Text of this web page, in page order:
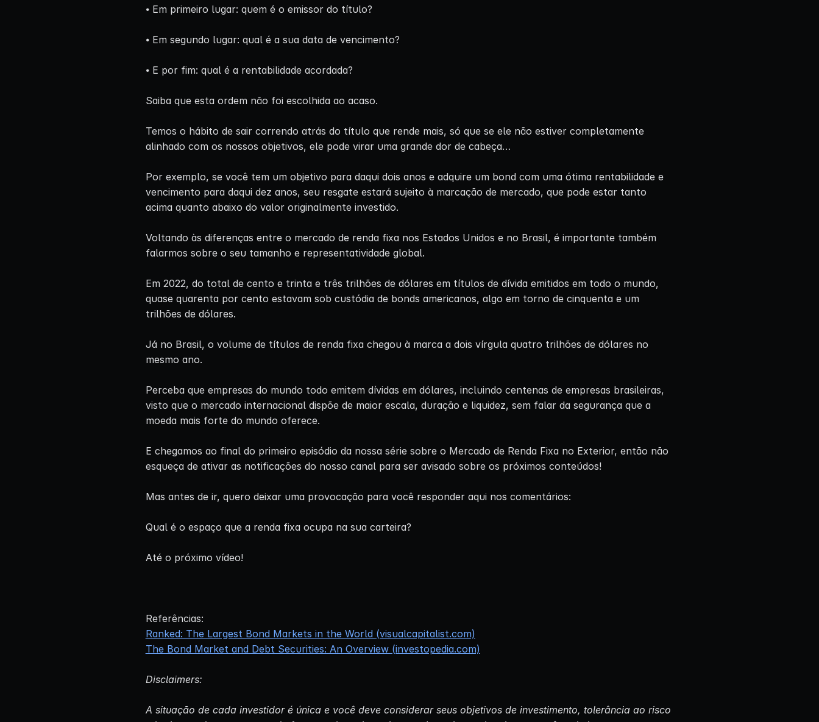
⦁ Em primeiro lugar: quem é o emissor do título?
⦁ Em segundo lugar: qual é a sua data de vencimento?
⦁ E por fim: qual é a rentabilidade acordada?
Saiba que esta ordem não foi escolhida ao acaso.
Temos o hábito de sair correndo atrás do título que rende mais, só que se ele não estiver completamente
alinhado com os nossos objetivos, ele pode virar uma grande dor de cabeça…
Por exemplo, se você tem um objetivo para daqui dois anos e adquire um bond com uma ótima rentabilidade e
vencimento para daqui dez anos, seu resgate estará sujeito à marcação de mercado, que pode estar tanto
acima quanto abaixo do valor originalmente investido.
Voltando às diferenças entre o mercado de renda fixa nos Estados Unidos e no Brasil, é importante também
falarmos sobre o seu tamanho e representatividade global.
Em 2022, do total de cento e trinta e três trilhões de dólares em títulos de dívida emitidos em todo o mundo,
quase quarenta por cento estavam sob custódia de bonds americanos, algo em torno de cinquenta e um
trilhões de dólares.
Já no Brasil, o volume de títulos de renda fixa chegou à marca a dois vírgula quatro trilhões de dólares no
mesmo ano.
Perceba que empresas do mundo todo emitem dívidas em dólares, incluindo centenas de empresas brasileiras,
visto que o mercado internacional dispõe de maior escala, duração e liquidez, sem falar da segurança que a
moeda mais forte do mundo oferece.
E chegamos ao final do primeiro episódio da nossa série sobre o Mercado de Renda Fixa no Exterior, então não
esqueça de ativar as notificações do nosso canal para ser avisado sobre os próximos conteúdos!
Mas antes de ir, quero deixar uma provocação para você responder aqui nos comentários:
Qual é o espaço que a renda fixa ocupa na sua carteira?
Até o próximo vídeo!
Referências:
Ranked: The Largest Bond Markets in the World (visualcapitalist.com)
The Bond Market and Debt Securities: An Overview (investopedia.com)
Disclaimers:
A situação de cada investidor é única e você deve considerar seus objetivos de investimento, tolerância ao risco